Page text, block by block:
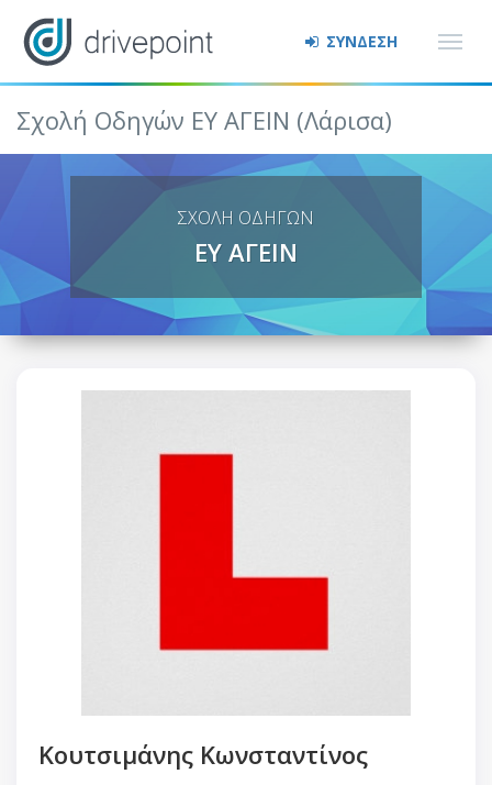
ΣΥΝΔΕΣΗ
Σχολή Οδηγών ΕΥ ΑΓΕΙΝ (Λάρισα)
ΣΧΟΛΗ ΟΔΗΓΩΝ
ΕΥ ΑΓΕΙΝ
Κουτσιμάνης Κωνσταντίνος